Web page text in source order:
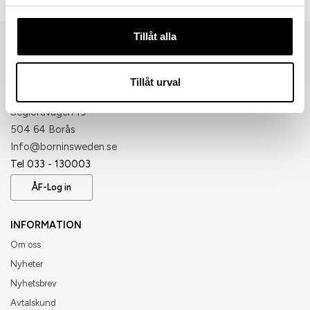
Tillåt alla
Tillåt urval
Segloravägen 19
504 64 Borås
​Info@borninsweden.se
Tel 033 - 130003
ÅF-Log in
INFORMATION
Om oss
Nyheter
Nyhetsbrev
Avtalskund